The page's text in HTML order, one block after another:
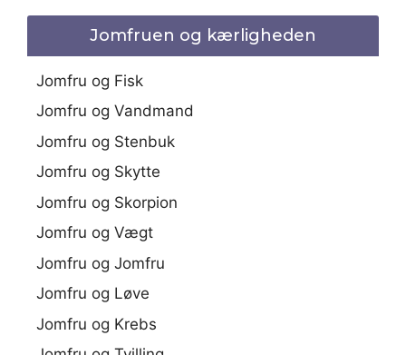
Jomfruen og kærligheden
Jomfru og Fisk
Jomfru og Vandmand
Jomfru og Stenbuk
Jomfru og Skytte
Jomfru og Skorpion
Jomfru og Vægt
Jomfru og Jomfru
Jomfru og Løve
Jomfru og Krebs